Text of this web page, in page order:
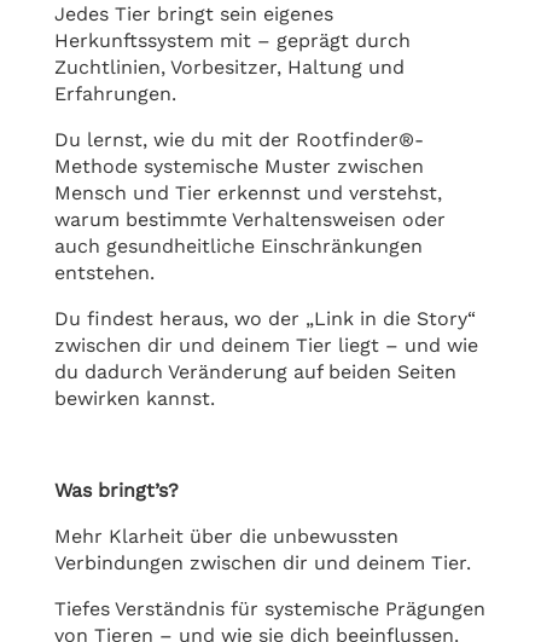
Jedes Tier bringt sein eigenes
Herkunftssystem mit – geprägt durch
Zuchtlinien, Vorbesitzer, Haltung und
Erfahrungen.
Du lernst, wie du mit der Rootfinder®-
Methode systemische Muster zwischen
Mensch und Tier erkennst und verstehst,
warum bestimmte Verhaltensweisen oder
auch gesundheitliche Einschränkungen
entstehen.
Du findest heraus, wo der „Link in die Story“
zwischen dir und deinem Tier liegt – und wie
du dadurch Veränderung auf beiden Seiten
bewirken kannst.
Was bringt’s?
Mehr Klarheit über die unbewussten
Verbindungen zwischen dir und deinem Tier.
Tiefes Verständnis für systemische Prägungen
von Tieren – und wie sie dich beeinflussen.